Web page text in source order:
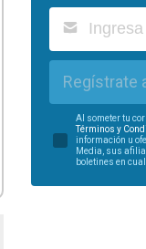
Regístrate
Al someter tu
Términos y
información u
Media, sus
boletines en